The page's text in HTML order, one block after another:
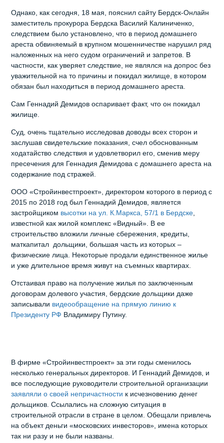
Однако, как сегодня, 18 мая, пояснил сайту Бердск-Онлайн
заместитель прокурора Бердска Василий Калиниченко,
следствием было установлено, что в период домашнего
ареста обвиняемый в крупном мошенничестве нарушил ряд
наложенных на него судом ограничений и запретов. В
частности, как уверяет следствие, не являлся на допрос без
уважительной на то причины и покидал жилище, в котором
обязан был находиться в период домашнего ареста.
Сам Геннадий Демидов оспаривает факт, что он покидал
жилище.
Суд, очень тщательно исследовав доводы всех сторон и
заслушав свидетельские показания, счел обоснованным
ходатайство следствия и удовлетворил его, сменив меру
пресечения для Геннадия Демидова с домашнего ареста на
содержание под стражей.
ООО «Стройинвестпроект», директором которого в период с
2015 по 2018 год был Геннадий Демидов, является
застройщиком высотки на ул. К.Маркса, 57/1 в Бердске,
известной как жилой комплекс «Видный». В ее
строительство вложили личные сбережения, кредиты,
маткапитал дольщики, большая часть из которых –
физические лица. Некоторые продали единственное жилье
и уже длительное время живут на съемных квартирах.
Отстаивая право на получение жилья по заключенным
договорам долевого участия, бердские дольщики даже
записывали видеообращение на прямую линию к
Президенту РФ Владимиру Путину.
В фирме «Стройинвестпроект» за эти годы сменилось
несколько генеральных директоров. И Геннадий Демидов, и
все последующие руководители строительной организации
заявляли о своей непричастности к исчезновению денег
дольщиков. Ссылались на сложную ситуация в
строительной отрасли в стране в целом. Обещали привлечь
на объект деньги «московских инвесторов», имена которых
так ни разу и не были названы.